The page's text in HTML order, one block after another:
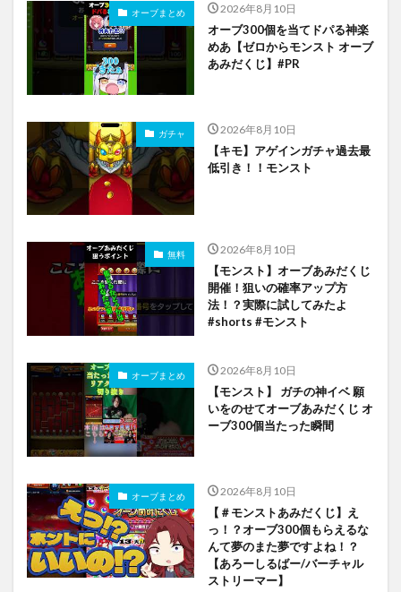
オーブまとめ 2026年8月10日
オーブ300個を当てドパる神楽
めあ【ゼロからモンスト オーブ
あみだくじ】#PR
ガチャ 2026年8月10日
【キモ】アゲインガチャ過去最
低引き！！モンスト
無料 2026年8月10日
【モンスト】オーブあみだくじ
開催！狙いの確率アップ方
法！？実際に試してみたよ
#shorts #モンスト
オーブまとめ 2026年8月10日
【モンスト】 ガチの神イベ 願
いをのせてオーブあみだくじ オ
ーブ300個当たった瞬間
オーブまとめ 2026年8月10日
【＃モンストあみだくじ】え
っ！？オーブ300個もらえるな
んて夢のまた夢ですよね！？
【あろーしるばー/バーチャル
ストリーマー】